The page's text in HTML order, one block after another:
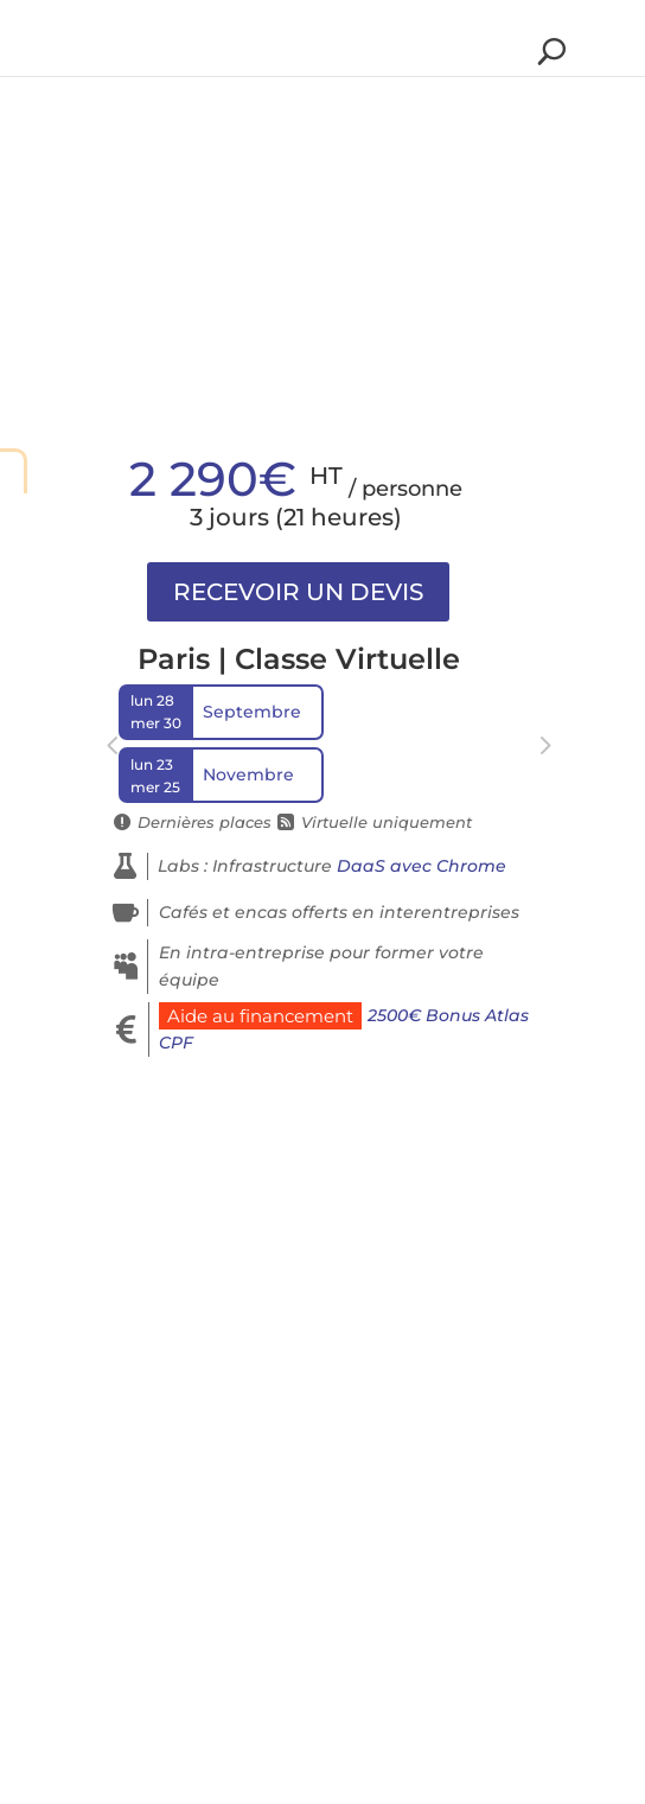
2 290€ HT / personne
3 jours (21 heures)
Paris | Classe Virtuelle
lun 28
mer 30
Septembre
lun 23
mer 25
Novembre
 Dernières places  Virtuelle uniquement
 Labs : InfrastructureDaaS avec Chrome
 Cafés et encas offerts en interentreprises

En intra-entreprise pour former votre
équipe
 Aide au financement
2500€ Bonus Atlas
CPF